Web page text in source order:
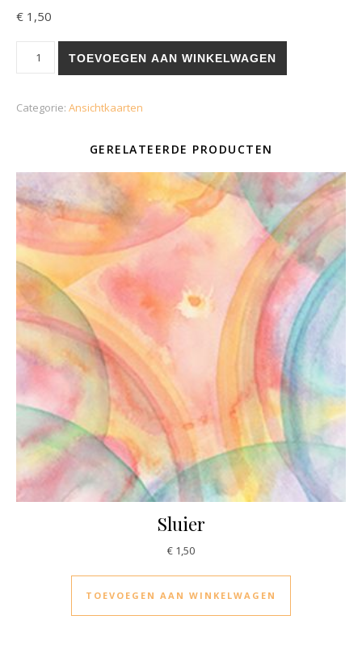
€ 1,50
Appelkaars aantalTOEVOEGEN AAN WINKELWAGEN
Categorie: Ansichtkaarten
GERELATEERDE PRODUCTEN
Sluier
€ 1,50
TOEVOEGEN AAN WINKELWAGEN